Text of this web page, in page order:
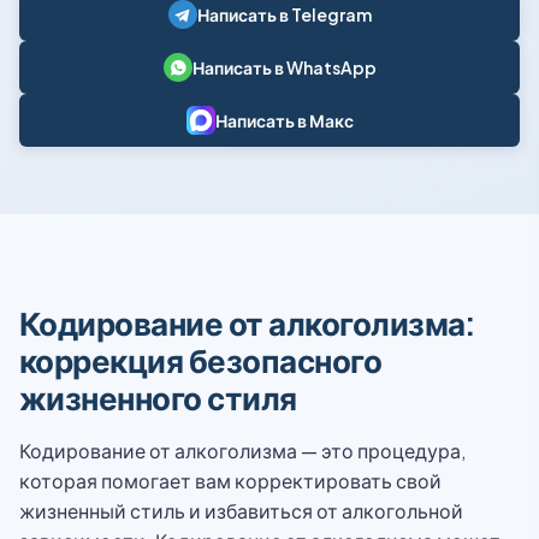
Написать в Telegram
Написать в WhatsApp
Написать в Макс
Кодирование от алкоголизма:
коррекция безопасного
жизненного стиля
Кодирование от алкоголизма — это процедура,
которая помогает вам корректировать свой
жизненный стиль и избавиться от алкогольной